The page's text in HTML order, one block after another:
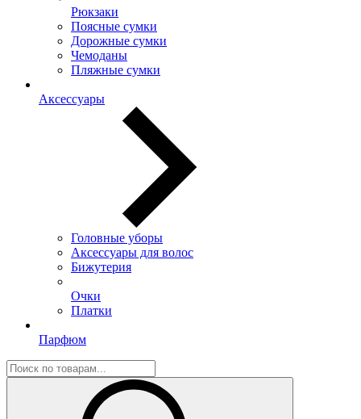
Рюкзаки
Поясные сумки
Дорожные сумки
Чемоданы
Пляжные сумки
Аксессуары
Головные уборы
Аксессуары для волос
Бижутерия
Очки
Платки
Парфюм